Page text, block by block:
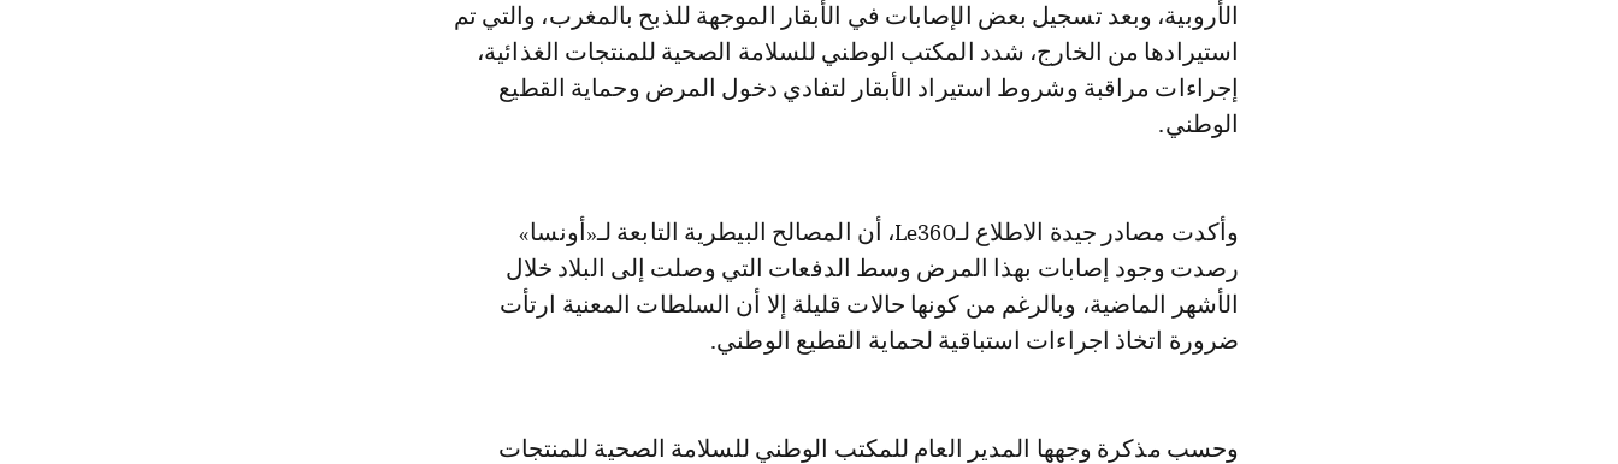
الأروبية، وبعد تسجيل بعض الإصابات في الأبقار الموجهة للذبح بالمغرب، والتي تم
استيرادها من الخارج، شدد المكتب الوطني للسلامة الصحية للمنتجات الغذائية،
إجراءات مراقبة وشروط استيراد الأبقار لتفادي دخول المرض وحماية القطيع
الوطني.
وأكدت مصادر جيدة الاطلاع لـLe360، أن المصالح البيطرية التابعة لـ«أونسا»
رصدت وجود إصابات بهذا المرض وسط الدفعات التي وصلت إلى البلاد خلال
الأشهر الماضية، وبالرغم من كونها حالات قليلة إلا أن السلطات المعنية ارتأت
ضرورة اتخاذ اجراءات استباقية لحماية القطيع الوطني.
وحسب مذكرة وجهها المدير العام للمكتب الوطني للسلامة الصحية للمنتجات